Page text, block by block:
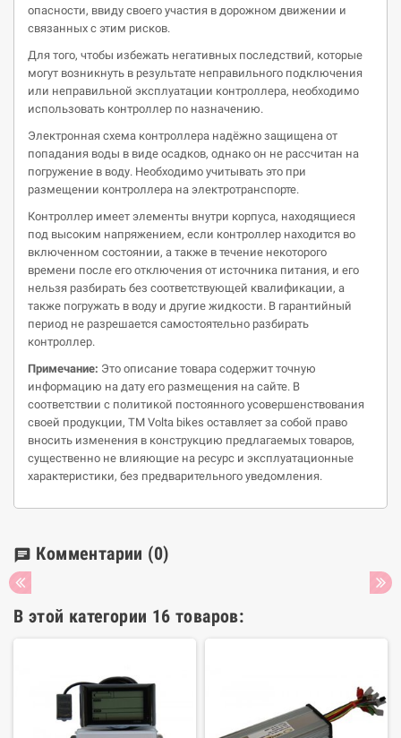
опасности, ввиду своего участия в дорожном движении и
связанных с этим рисков.
Для того, чтобы избежать негативных последствий, которые
могут возникнуть в результате неправильного подключения
или неправильной эксплуатации контроллера, необходимо
использовать контроллер по назначению.
Электронная схема контроллера надёжно защищена от
попадания воды в виде осадков, однако он не рассчитан на
погружение в воду. Необходимо учитывать это при
размещении контроллера на электротранспорте.
Контроллер имеет элементы внутри корпуса, находящиеся
под высоким напряжением, если контроллер находится во
включенном состоянии, а также в течение некоторого
времени после его отключения от источника питания, и его
нельзя разбирать без соответствующей квалификации, а
также погружать в воду и другие жидкости. В гарантийный
период не разрешается самостоятельно разбирать
контроллер.
Примечание: Это описание товара содержит точную
информацию на дату его размещения на сайте. В
соответствии с политикой постоянного усовершенствования
своей продукции, ТМ Volta bikes оставляет за собой право
вносить изменения в конструкцию предлагаемых товаров,
существенно не влияющие на ресурс и эксплуатационные
характеристики, без предварительного уведомления.
chat Комментарии (0)
В этой категории 16 товаров: